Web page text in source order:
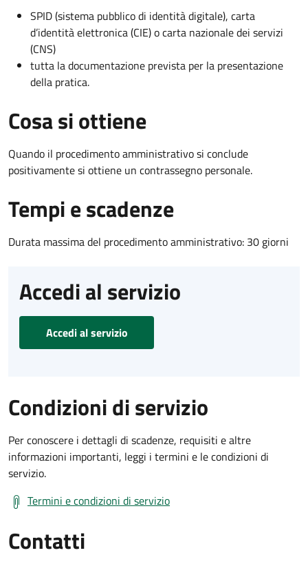
SPID (sistema pubblico di identità digitale), carta
d’identità elettronica (CIE) o carta nazionale dei servizi
(CNS)
tutta la documentazione prevista per la presentazione
della pratica.
Cosa si ottiene
Quando il procedimento amministrativo si conclude
positivamente si ottiene un contrassegno personale.
Tempi e scadenze
Durata massima del procedimento amministrativo: 30 giorni
Accedi al servizio
Accedi al servizio
Condizioni di servizio
Per conoscere i dettagli di scadenze, requisiti e altre
informazioni importanti, leggi i termini e le condizioni di
servizio.
Termini e condizioni di servizio
Contatti